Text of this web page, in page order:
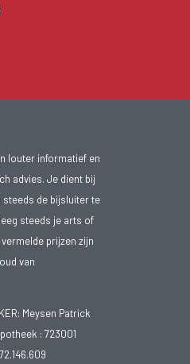
louter informatief en
advies. Je dient bij
steeds de bijsluiter te
steeds je arts of
prijzen zijn
van
Meysen Patrick
: 723001